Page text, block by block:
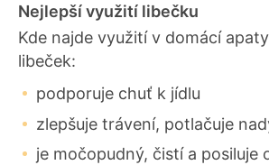
Nejlepší využití libečku
Kde najde využití v domácí
libeček:
podporuje chuť k jídlu
zlepšuje trávení, potlačuje
je močopudný, čistí a posiluje